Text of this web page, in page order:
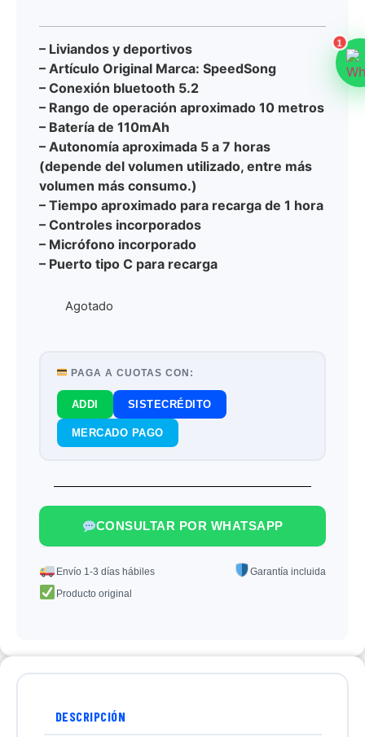
– Liviandos y deportivos
– Artículo Original Marca: SpeedSong
– Conexión bluetooth 5.2
– Rango de operación aproximado 10 metros
– Batería de 110mAh
– Autonomía aproximada 5 a 7 horas
(depende del volumen utilizado, entre más
volumen más consumo.)
– Tiempo aproximado para recarga de 1 hora
– Controles incorporados
– Micrófono incorporado
– Puerto tipo C para recarga
Agotado
PAGA A CUOTAS CON:
ADDI SISTECRÉDITO
MERCADO PAGO
CONSULTAR POR WHATSAPP
Envío 1-3 días hábiles
Garantía incluida
Producto original
DESCRIPCIÓN
1